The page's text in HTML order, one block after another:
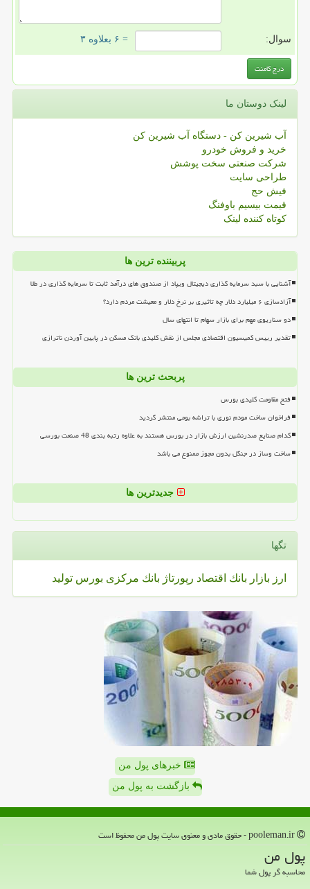
سوال: = ۶ بعلاوه ۳
لینک دوستان ما
آب شیرین کن - دستگاه آب شیرین کن
خرید و فروش خودرو
شرکت صنعتی سخت پوشش
طراحی سایت
فیش حج
قیمت بیسیم باوفنگ
کوتاه کننده لینک
پربیننده ترین ها
آشنایی با سبد سرمایه گذاری دیجیتال ویپاد از صندوق های درآمد ثابت تا سرمایه گذاری در طلا
آزادسازی ۶ میلیارد دلار چه تاثیری بر نرخ دلار و معیشت مردم دارد؟
دو سناریوی مهم برای بازار سهام تا انتهای سال
تقدیر رییس کمیسیون اقتصادی مجلس از نقش کلیدی بانک مسکن در پایین آوردن ناترازی
پربحث ترین ها
فتح مقاومت کلیدی بورس
فراخوان ساخت مودم نوری با تراشه بومی منتشر گردید
کدام صنایع صدرنشین ارزش بازار در بورس هستند به علاوه رتبه بندی 48 صنعت بورسی
ساخت وساز در جنگل بدون مجوز ممنوع می باشد
جدیدترین ها
تگها
ارز بازار بانك اقتصاد رپورتاژ بانك مركزی بورس تولید
خبرهای پول من
بازگشت به پول من
پول من
محاسبه گر پول شما